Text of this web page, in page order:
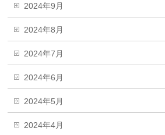
2024年9月
2024年8月
2024年7月
2024年6月
2024年5月
2024年4月